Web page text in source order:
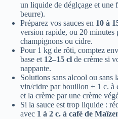
un liquide de déglçage et une
beurre).
Préparez vos sauces en 10 à
version rapide, ou 20 minutes
champignons ou cidre.
Pour 1 kg de rôti, comptez
base et 12–15 cl de crème si
nappante.
Solutions sans alcool ou sans
vin/cidre par bouillon + 1 c. à
et la crème par une crème
Si la sauce est trop liquide :
avec 1 à 2 c. à café de